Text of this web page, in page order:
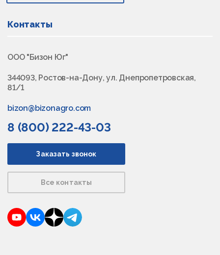
Контакты
ООО "Бизон Юг"
344093, Ростов-на-Дону, ул. Днепропетровская,
81/1
bizon@bizonagro.com
8 (800) 222-43-03
Заказать звонок
Все контакты
YouTubeVKontakte
DzenTelegram